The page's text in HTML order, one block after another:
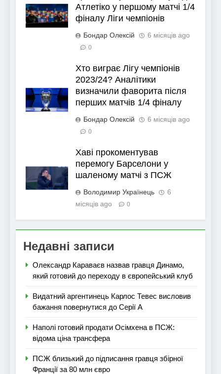
Атлетіко у першому матчі 1/4
фіналу Ліги чемпіонів
Бондар Олексій 6 місяців ago
0
Хто виграє Лігу чемпіонів
2023/24? Аналітики
визначили фаворита після
перших матчів 1/4 фіналу
Бондар Олексій 6 місяців ago
0
Хаві прокоментував
перемогу Барселони у
шаленому матчі з ПСЖ
Володимир Українець
6
місяців ago
0
Недавні записи
Олександр Караваєв назвав гравця Динамо,
який готовий до переходу в європейський клуб
Видатний аргентинець Карлос Тевес висловив
бажання повернутися до Серії А
Наполі готовий продати Осімхена в ПСЖ:
відома ціна трансфера
ПСЖ близький до підписання гравця збірної
Франції за 80 млн євро